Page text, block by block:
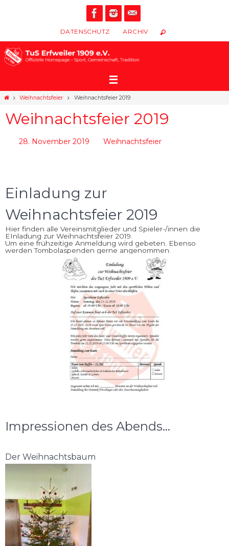
DATENSCHUTZ ARCHIV
StartWeihnachtsfeier Weihnachtsfeier 2019
Weihnachtsfeier 2019
28. November 2019 Weihnachtsfeier
Einladung zur
Weihnachtsfeier 2019
Hier finden alle Vereinsmitglieder und Spieler-/innen die
EInladung zur Weihnachtsfeier 2019.
Um eine frühzeitige Anmeldung wird gebeten. Ebenso
werden Tombolaspenden gerne angenommen.
Impressionen des Abends...
Der Weihnachtsbaum